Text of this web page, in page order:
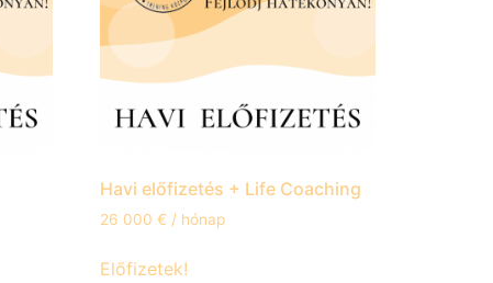
Havi előfizetés + Life Coaching
26 000€ / hónap
Előfizetek!